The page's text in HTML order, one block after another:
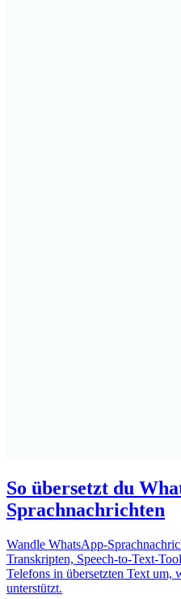
So übersetzt du
Sprachnachrichten
Wandle WhatsApp-
Transkripten, Speech-to-Text-
Telefons in übersetzten Text um,
unterstützt.